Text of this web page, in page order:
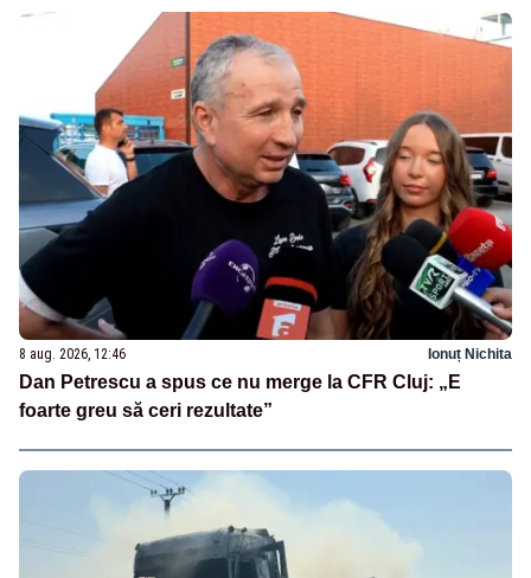
8 aug. 2026, 12:46 Ionuț Nichita
Dan Petrescu a spus ce nu merge la CFR Cluj: „E
foarte greu să ceri rezultate”